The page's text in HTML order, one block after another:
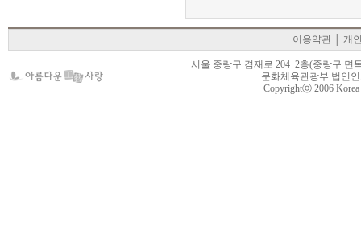
이용약관 │개
서울 중랑구 겸재로 204 2층(중랑구 면
문화체육관광부 법인
Copyrightⓒ 2006 Korea